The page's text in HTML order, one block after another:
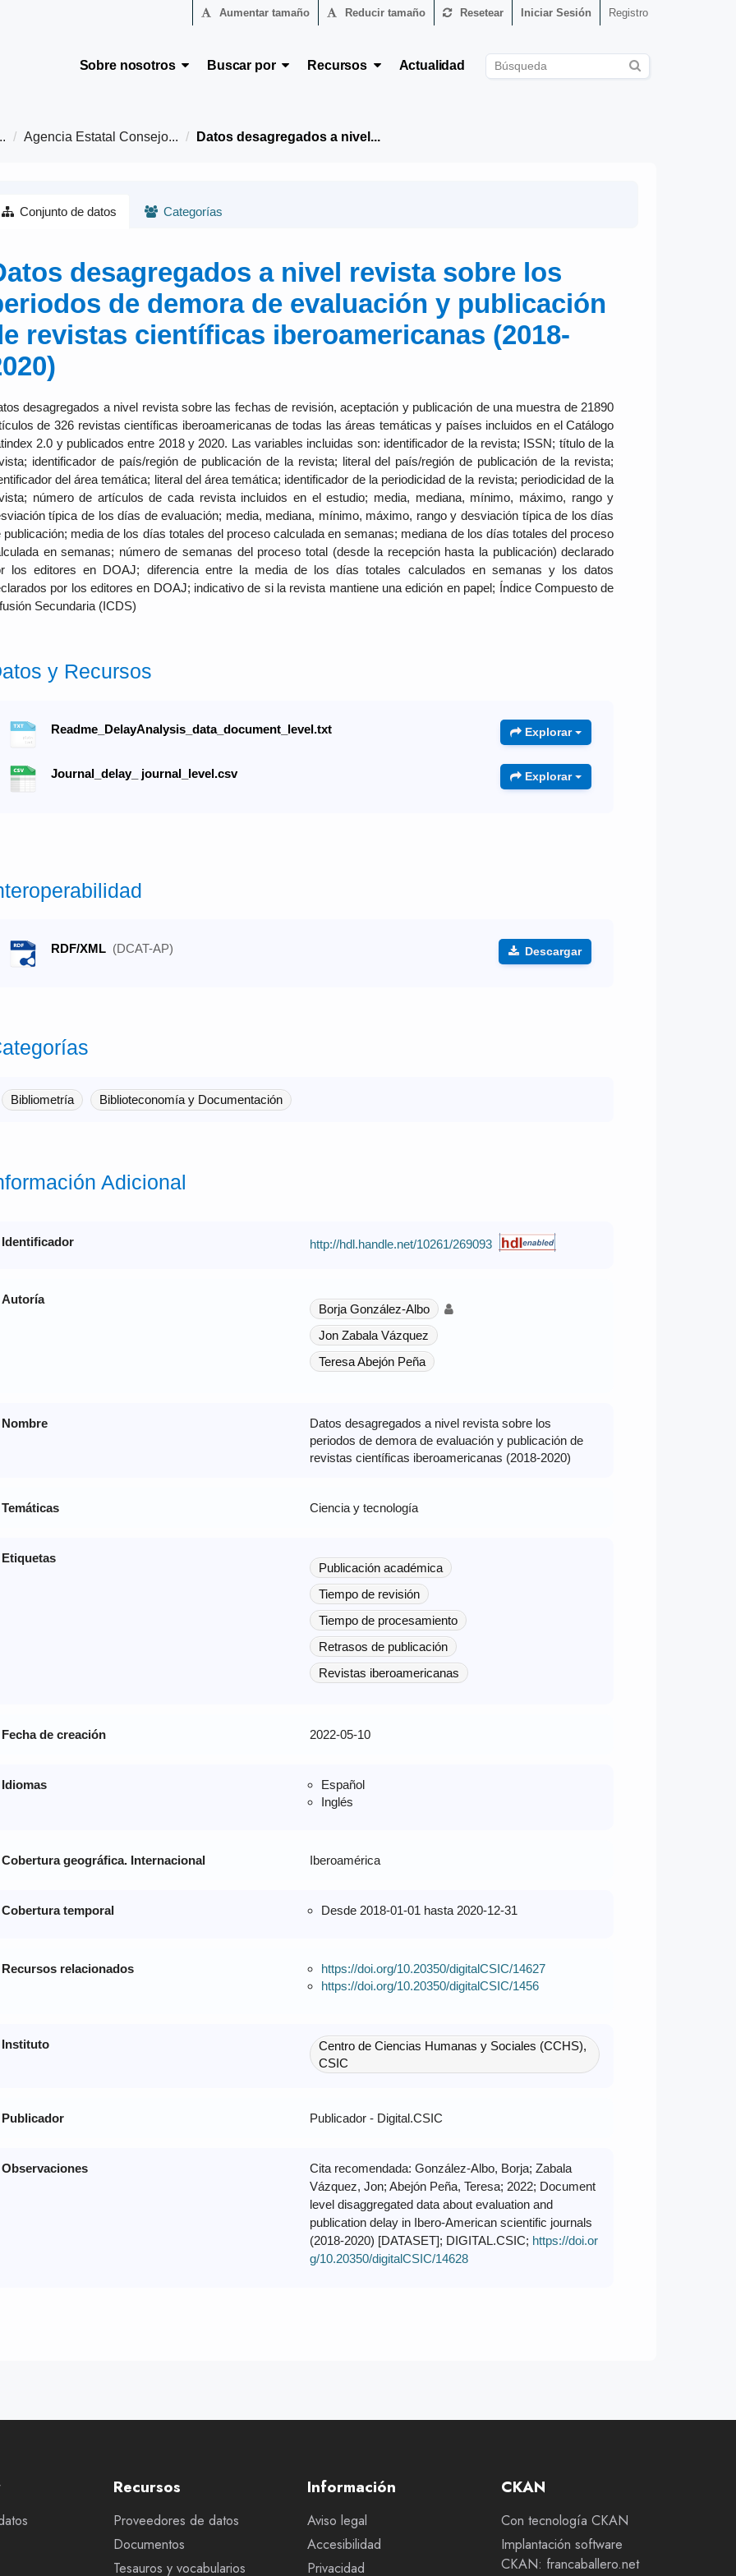
Aumentar tamaño Reducir tamaño Resetear Iniciar Sesión Registro
Sobre nosotros Buscar por Recursos Actualidad
Agencia Estatal Consejo... Datos desagregados a nivel...
Conjunto de datos Categorías
desagregados a nivel revista sobre los
de demora de evaluación y publicación
revistas científicas iberoamericanas (2018-
desagregados a nivel revista sobre las fechas de revisión, aceptación y publicación de una muestra de 21890
de 326 revistas científicas iberoamericanas de todas las áreas temáticas y países incluidos en el Catálogo
2.0 y publicados entre 2018 y 2020. Las variables incluidas son: identificador de la revista; ISSN; título de la
identificador de país/región de publicación de la revista; literal del país/región de publicación de la revista;
del área temática; literal del área temática; identificador de la periodicidad de la revista; periodicidad de la
número de artículos de cada revista incluidos en el estudio; media, mediana, mínimo, máximo, rango y
típica de los días de evaluación; media, mediana, mínimo, máximo, rango y desviación típica de los días
publicación; media de los días totales del proceso calculada en semanas; mediana de los días totales del proceso
en semanas; número de semanas del proceso total (desde la recepción hasta la publicación) declarado
los editores en DOAJ; diferencia entre la media de los días totales calculados en semanas y los datos
por los editores en DOAJ; indicativo de si la revista mantiene una edición en papel; Índice Compuesto de
Secundaria (ICDS)
y Recursos
Readme_DelayAnalysis_data_document_level.txt Explorar
Journal_delay_ journal_level.csv Explorar
RDF/XML (DCAT-AP) Descargar
Bibliometría Biblioteconomía y Documentación
Adicional
Identificador http://hdl.handle.net/10261/269093
Autoría
Borja González-Albo
Jon Zabala Vázquez
Teresa Abejón Peña
Nombre
Datos desagregados a nivel revista sobre los
periodos de demora de evaluación y publicación de
revistas científicas iberoamericanas (2018-2020)
Temáticas Ciencia y tecnología
Etiquetas
Publicación académica
Tiempo de revisión
Tiempo de procesamiento
Retrasos de publicación
Revistas iberoamericanas
Fecha de creación 2022-05-10
Idiomas
Español
Inglés
Cobertura geográfica. Internacional Iberoamérica
Cobertura temporal Desde 2018-01-01 hasta 2020-12-31
Recursos relacionados
https://doi.org/10.20350/digitalCSIC/14627
https://doi.org/10.20350/digitalCSIC/1456
Instituto
Centro de Ciencias Humanas y Sociales (CCHS),
CSIC
Publicador Publicador - Digital.CSIC
Observaciones
Cita recomendada: González-Albo, Borja; Zabala
Vázquez, Jon; Abejón Peña, Teresa; 2022; Document
level disaggregated data about evaluation and
publication delay in Ibero-American scientific journals
(2018-2020) [DATASET]; DIGITAL.CSIC; https://doi.or
g/10.20350/digitalCSIC/14628
Recursos
Proveedores de datos
Documentos
Tesauros y vocabularios
Información
Aviso legal
Accesibilidad
Privacidad
CKAN
Con tecnología CKAN
Implantación software
CKAN: francaballero.net